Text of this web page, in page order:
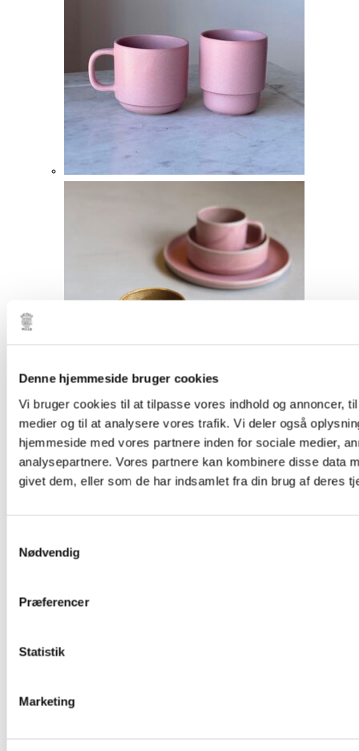
Denne hjemmeside bruger cookies
Vi bruger cookies til at tilpasse vores indhold og annoncer,
medier og til at analysere vores trafik. Vi deler også
hjemmeside med vores partnere inden for sociale medier,
analysepartnere. Vores partnere kan kombinere disse data
givet dem, eller som de har indsamlet fra din brug af deres
Nødvendig
Præferencer
Statistik
Marketing
Hurtigt
Overblik
Keramik
Krus – Julie Damhus – Lyserød
30 x 40 cm.
199,00